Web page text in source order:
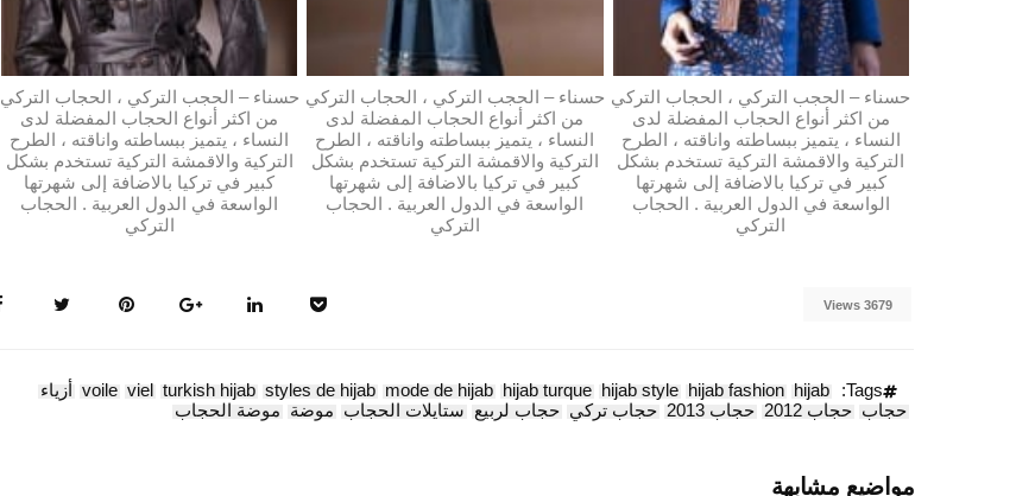
حسناء – الحجب التركي ، الحجاب التركي
من اكثر أنواع الحجاب المفضلة لدى
النساء ، يتميز ببساطته واناقته ، الطرح
التركية والاقمشة التركية تستخدم بشكل
كبير في تركيا بالاضافة إلى شهرتها
الواسعة في الدول العربية . الحجاب
التركي
حسناء – الحجب التركي ، الحجاب التركي
من اكثر أنواع الحجاب المفضلة لدى
النساء ، يتميز ببساطته واناقته ، الطرح
التركية والاقمشة التركية تستخدم بشكل
كبير في تركيا بالاضافة إلى شهرتها
الواسعة في الدول العربية . الحجاب
التركي
حسناء – الحجب التركي ، الحجاب التركي
من اكثر أنواع الحجاب المفضلة لدى
النساء ، يتميز ببساطته واناقته ، الطرح
التركية والاقمشة التركية تستخدم بشكل
كبير في تركيا بالاضافة إلى شهرتها
الواسعة في الدول العربية . الحجاب
التركي
3679 Views
Tags:
hijab
hijab fashion
hijab style
hijab turque
mode de hijab
styles de hijab
turkish hijab
viel
voile أزياء
حجاب حجاب 2012 حجاب 2013 حجاب تركي حجاب لربيع ستايلات الحجاب موضة موضة الحجاب
مواضيع مشابهة